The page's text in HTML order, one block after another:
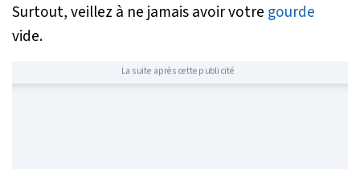
Surtout, veillez à ne jamais avoir votre gourde
vide.
La suite après cette publicité